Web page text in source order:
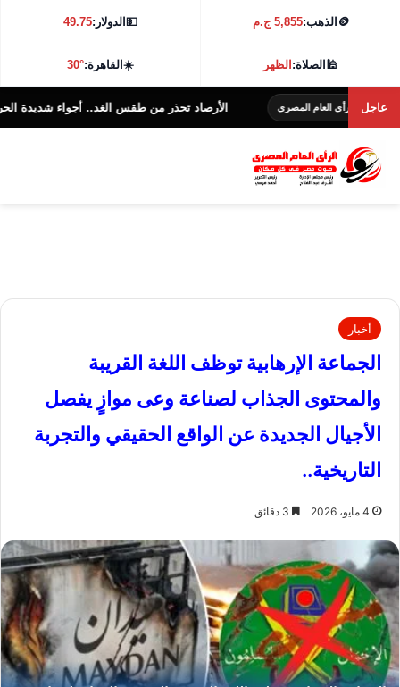
🪙 الذهب:5,855 ج.م 💵الدولار:49.75
🕌الصلاة:الظهر ☀️القاهرة:30°
عاجل
العام المصرى الأرصاد تحذر من طقس الغد.. أجواء شديدة الحرارة و38 درجة بالقاهرة
أخبار
الجماعة الإرهابية توظف اللغة القريبة
والمحتوى الجذاب لصناعة وعى موازٍ يفصل
الأجيال الجديدة عن الواقع الحقيقي والتجربة
التاريخية..
4 مايو، 2026